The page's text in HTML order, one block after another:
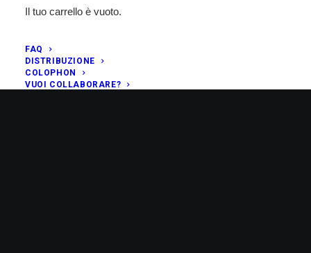
Il tuo carrello è vuoto.
FAQ
DISTRIBUZIONE
COLOPHON
VUOI COLLABORARE?